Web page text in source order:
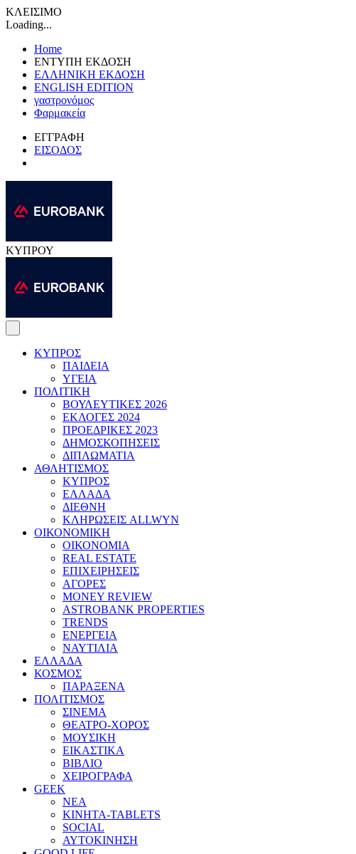
ΚΛΕΙΣΙΜΟ
Loading...
Home
ΕΝΤΥΠΗ ΕΚΔΟΣΗ
ΕΛΛΗΝΙΚΗ ΕΚΔΟΣΗ
ENGLISH EDITION
γαστρονόμος
Φαρμακεία
ΕΓΓΡΑΦΗ
ΕΙΣΟΔΟΣ
ΚΥΠΡΟΥ
ΚΥΠΡΟΣ
ΠΑΙΔΕΙΑ
ΥΓΕΙΑ
ΠΟΛΙΤΙΚΗ
ΒΟΥΛΕΥΤΙΚΕΣ 2026
ΕΚΛΟΓΕΣ 2024
ΠΡΟΕΔΡΙΚΕΣ 2023
ΔΗΜΟΣΚΟΠΗΣΕΙΣ
ΔΙΠΛΩΜΑΤΙΑ
ΑΘΛΗΤΙΣΜΟΣ
ΚΥΠΡΟΣ
ΕΛΛΑΔΑ
ΔΙΕΘΝΗ
ΚΛΗΡΩΣΕΙΣ ALLWYN
ΟΙΚΟΝΟΜΙΚΗ
ΟΙΚΟΝΟΜΙΑ
REAL ESTATE
ΕΠΙΧΕΙΡΗΣΕΙΣ
ΑΓΟΡΕΣ
MONEY REVIEW
ASTROBANK PROPERTIES
TRENDS
ΕΝΕΡΓΕΙΑ
ΝΑΥΤΙΛΙΑ
ΕΛΛΑΔΑ
ΚΟΣΜΟΣ
ΠΑΡΑΞΕΝΑ
ΠΟΛΙΤΙΣΜΟΣ
ΣΙΝΕΜΑ
ΘΕΑΤΡΟ-ΧΟΡΟΣ
ΜΟΥΣΙΚΗ
ΕΙΚΑΣΤΙΚΑ
ΒΙΒΛΙΟ
ΧΕΙΡΟΓΡΑΦΑ
GEEK
ΝΕΑ
ΚΙΝΗΤΑ-TABLETS
SOCIAL
ΑΥΤΟΚΙΝΗΣΗ